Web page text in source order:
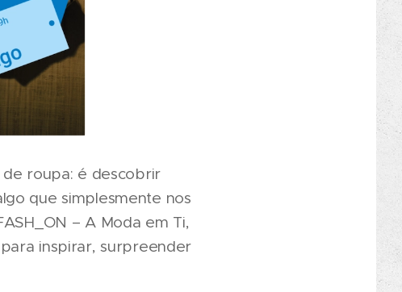
roupa: é descobrir
que simplesmente nos
– A Moda em Ti,
inspirar, surpreender